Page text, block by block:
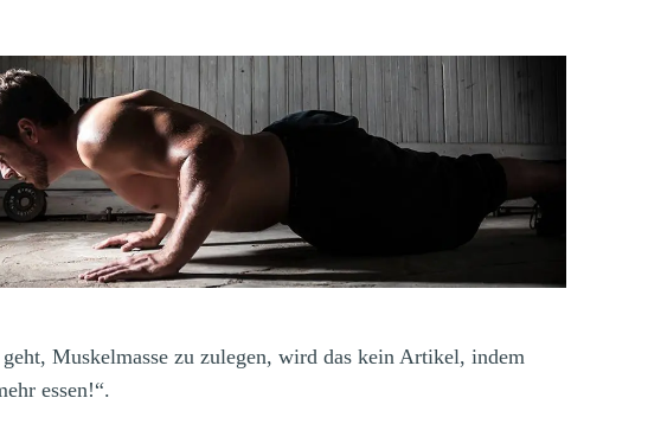
Muskelmasse zu zulegen, wird das kein Artikel, indem
essen!“.